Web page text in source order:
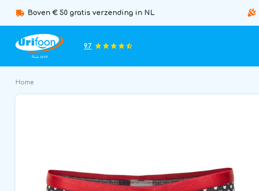
Boven € 50 gratis verzending in NL
9.7
Home